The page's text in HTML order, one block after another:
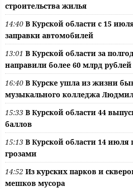
строительства жилья
14:40 В Курской области с 15
заправки автомобилей
13:01 В Курской области за
направили более 60 млрд рублей
16:40 В Курске ушла из жизни
музыкального колледжа
15:33 В Курской области 44
баллов
15:13 В Курской области 14 июля
грозами
14:52 Из курских парков и
мешков мусора